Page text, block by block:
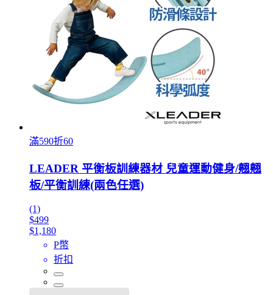
滿590折60
LEADER 平衡板訓練器材 兒童運動健身/翹翹
板/平衡訓練(兩色任選)
(1)
$499
$1,180
P幣
折扣